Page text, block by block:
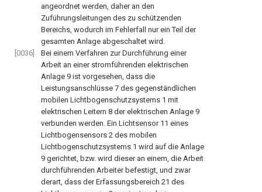
angeordnet werden, daher an den
Zuführungsleitungen des zu schützenden
Bereichs, wodurch im Fehlerfall nur ein Teil der
gesamten Anlage abgeschaltet wird.
[0036]
Bei einem Verfahren zur Durchführung einer
Arbeit an einer stromführenden elektrischen
Anlage 9 ist vorgesehen, dass die
Leistungsanschlüsse 7 des gegenständlichen
mobilen Lichtbogenschutzsystems 1 mit
elektrischen Leitern 8 der elektrischen Anlage 9
verbunden werden. Ein Lichtsensor 11 eines
Lichtbogensensors 2 des mobilen
Lichtbogenschutzsystems 1 wird auf die Anlage
9 gerichtet, bzw. wird dieser an einem, die Arbeit
durchführenden Arbeiter befestigt, und zwar
derart, dass der Erfassungsbereich 21 des